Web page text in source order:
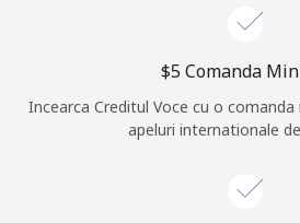
Continua cu
⁦$5⁩ Comanda
Incearca Creditul Voce cu o
apeluri internationale